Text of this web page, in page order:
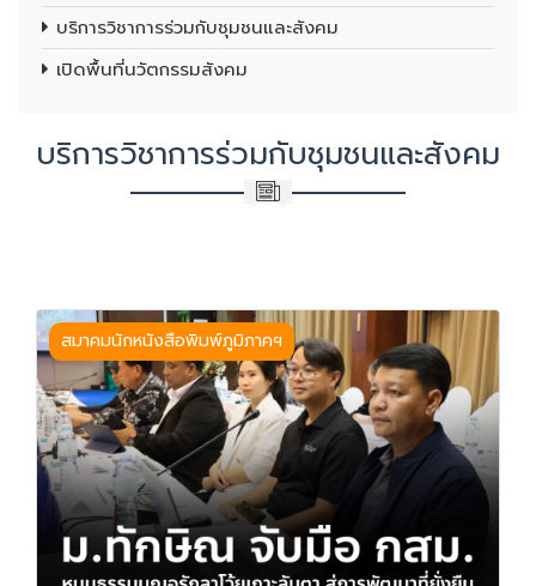
บริการวิชาการร่วมกับชุมชนและสังคม
เปิดพื้นที่นวัตกรรมสังคม
บริการวิชาการร่วมกับชุมชนและสังคม
สมาคมนักหนังสือพิมพ์ภูมิภาคฯ